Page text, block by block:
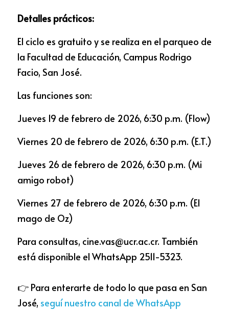
Detalles prácticos:
El ciclo es gratuito y se realiza en el parqueo de
la Facultad de Educación, Campus Rodrigo
Facio, San José.
Las funciones son:
Jueves 19 de febrero de 2026, 6:30 p.m. (Flow)
Jueves 26 de febrero de 2026, 6:30 p.m. (Mi
amigo robot)
Viernes 27 de febrero de 2026, 6:30 p.m. (El
mago de Oz)
Para consultas, cine.vas@ucr.ac.cr. También
está disponible el WhatsApp 2511-5323.
👉 Para enterarte de todo lo que pasa en San
José, seguí nuestro canal de WhatsApp